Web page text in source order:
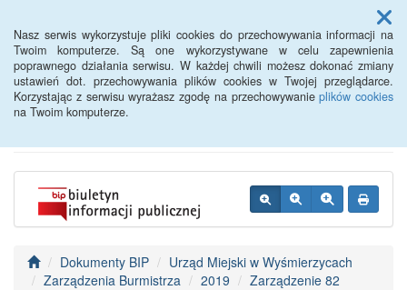
Nasz serwis wykorzystuje pliki cookies do przechowywania informacji na
Twoim komputerze. Są one wykorzystywane w celu zapewnienia
poprawnego działania serwisu. W każdej chwili możesz dokonać zmiany
ustawień dot. przechowywania plików cookies w Twojej przeglądarce.
Korzystając z serwisu wyrażasz zgodę na przechowywanieplików cookies
na Twoim komputerze.
Menu
BIP - Urząd Miejski
Wyśmierzyce
Dokumenty BIP
Urząd Miejski w Wyśmierzycach
Zarządzenia Burmistrza
2019 Zarządzenie 82